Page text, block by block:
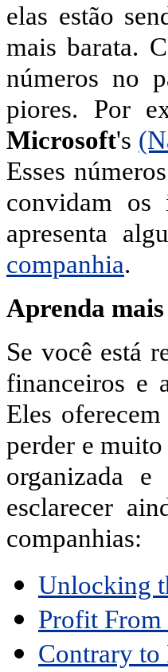
elas estão
mais barata.
números no
piores. Por
Microsoft's
Esses
convidam os
apresenta
companhia.
Aprenda mais
Se você está
financeiros e
Eles
perder e
organizada
esclarecer
companhias:
Unlocking
Profit From
Contrary to